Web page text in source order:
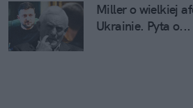
Miller o wielkiej
Ukrainie. Pyta o...